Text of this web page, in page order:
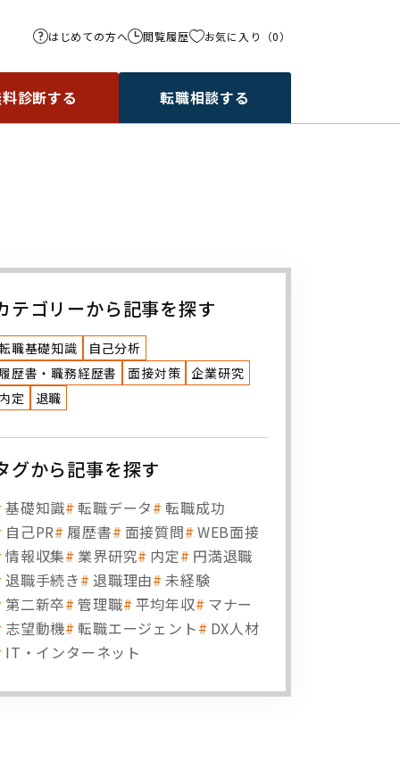
はじめての方へ 閲覧履歴 お気に入り （0）
診断する 転職相談する
探す
テゴリーから記事を探す
職基礎知識
自己分析
歴書・職務経歴書
面接対策
企業研究
定
退職
グから記事を探す
基礎知識 転職データ
転職成功
自己PR
履歴書 面接質問
WEB面接
情報収集
業界研究 内定
円満退職
退職手続き
退職理由
未経験
第二新卒
管理職 平均年収
マナー
志望動機
転職エージェント
DX人材
IT・インターネット